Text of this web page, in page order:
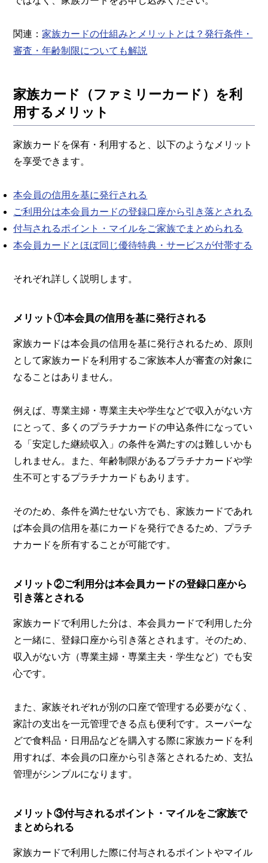
関連：家族カードの仕組みとメリットとは？発行条件・
審査・年齢制限についても解説
家族カード（ファミリーカード）を利
用するメリット
家族カードを保有・利用すると、以下のようなメリット
を享受できます。
本会員の信用を基に発行される
ご利用分は本会員カードの登録口座から引き落とされる
付与されるポイント・マイルをご家族でまとめられる
本会員カードとほぼ同じ優待特典・サービスが付帯する
それぞれ詳しく説明します。
メリット①本会員の信用を基に発行される
家族カードは本会員の信用を基に発行されるため、原則
として家族カードを利用するご家族本人が審査の対象に
なることはありません。
例えば、専業主婦・専業主夫や学生などで収入がない方
にとって、多くのプラチナカードの申込条件になってい
る「安定した継続収入」の条件を満たすのは難しいかも
しれません。また、年齢制限があるプラチナカードや学
生不可とするプラチナカードもあります。
そのため、条件を満たせない方でも、家族カードであれ
ば本会員の信用を基にカードを発行できるため、プラチ
ナカードを所有することが可能です。
メリット②ご利用分は本会員カードの登録口座から
引き落とされる
家族カードで利用した分は、本会員カードで利用した分
と一緒に、登録口座から引き落とされます。そのため、
収入がない方（専業主婦・専業主夫・学生など）でも安
心です。
また、家族それぞれが別の口座で管理する必要がなく、
家計の支出を一元管理できる点も便利です。スーパーな
どで食料品・日用品などを購入する際に家族カードを利
用すれば、本会員の口座から引き落とされるため、支払
管理がシンプルになります。
メリット③付与されるポイント・マイルをご家族で
まとめられる
家族カードで利用した際に付与されるポイントやマイル